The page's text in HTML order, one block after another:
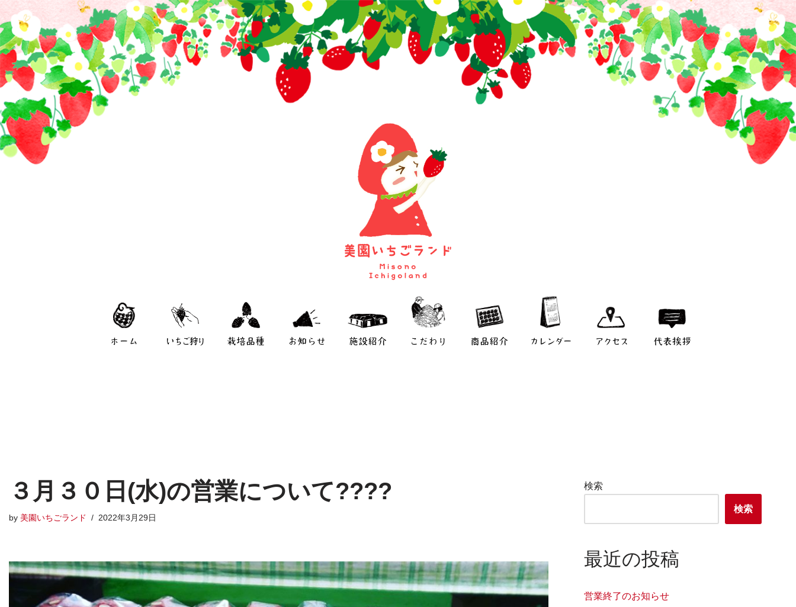
コ
ン
テ
ン
へ
ス
キ
ッ
ホーム いちご狩り 栽培品種 お知らせ 施設紹介 こだわり 商品紹介 カレンダー アクセス 代表挨拶
３月３０日(水)の営業について????
by 美園いちごランド 2022年3月29日
検索
検索
最近の投稿
営業終了のお知らせ